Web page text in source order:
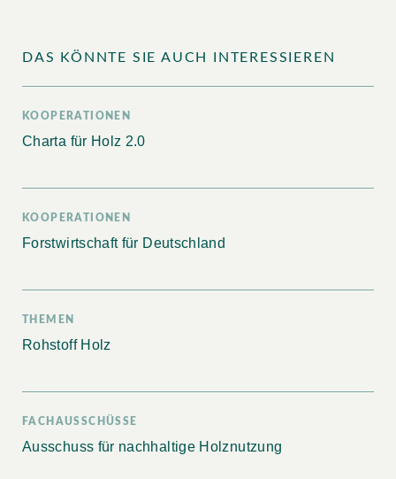
DAS KÖNNTE SIE AUCH INTERESSIEREN
KOOPERATIONEN
Charta für Holz 2.0
KOOPERATIONEN
Forstwirtschaft für Deutschland
THEMEN
Rohstoff Holz
FACHAUSSCHÜSSE
Ausschuss für nachhaltige Holznutzung